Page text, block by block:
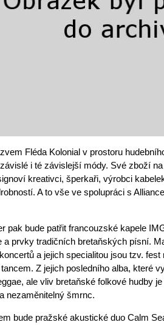
Fléda Kolonial v prostoru
i té závislejší módy. Své zboží
kreativci, šperkaři, výrobci
A to vše ve spolupráci s
pak bude patřit francouzské kapele
a prvky tradičních bretaňských písní.
a jejich specialitou jsou tzv.
Z jejich posledního alba, které
ale vliv bretaňské folkové hudby
nezaměnitelný šmrnc.
bude pražské akustické duo Calm